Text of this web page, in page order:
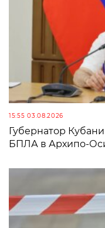
15:55 03.08.2026
Губернатор
БПЛА в Архипо-